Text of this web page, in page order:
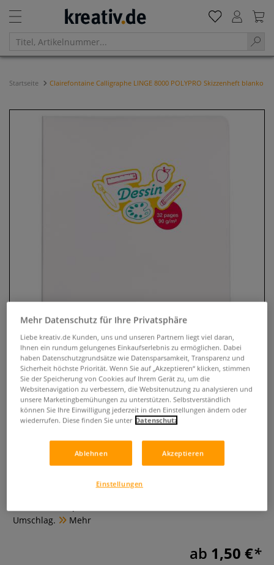
Startseite Clairefontaine Calligraphe LINGE 8000 POLYPRO Skizzenheft blanko
Clairefontaine Calligraphe LINGE
8000 POLYPRO Skizzenheft
blanko
Umschlag.
Mehr
ab 1,50 €
Mehr Datenschutz für Ihre Privatsphäre
Liebe kreativ.de Kunden, uns und unseren Partnern liegt viel daran,
Ihnen ein rundum gelungenes Einkaufserlebnis zu ermöglichen. Dabei
haben Datenschutzgrundsätze wie Datensparsamkeit, Transparenz und
Sicherheit höchste Priorität. Wenn Sie auf „Akzeptieren“ klicken, stimmen
Sie der Speicherung von Cookies auf Ihrem Gerät zu, um die
Websitenavigation zu verbessern, die Websitenutzung zu analysieren und
unsere Marketingbemühungen zu unterstützen. Selbstverständlich
können Sie Ihre Einwilligung jederzeit in den Einstellungen ändern oder
wiederrufen. Diese finden Sie unter Datenschutz
Ablehnen Akzeptieren
Einstellungen